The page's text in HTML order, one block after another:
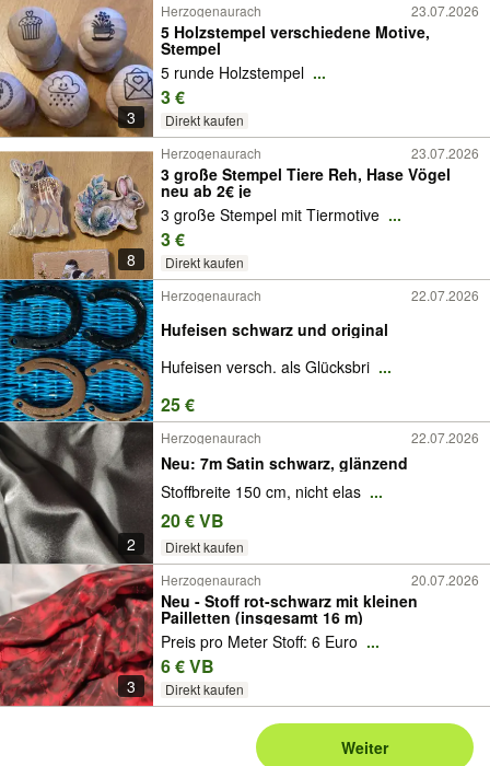
3
Herzogenaurach 23.07.2026
5 Holzstempel verschiedene Motive,
Stempel
5 runde Holzstempel ...
3 €
Direkt kaufen
8
Herzogenaurach 23.07.2026
3 große Stempel Tiere Reh, Hase Vögel
neu ab 2€ je
3 große Stempel mit Tiermotive ...
3 €
Direkt kaufen
Herzogenaurach
22.07.2026
Hufeisen schwarz und original
Hufeisen versch. als Glücksbri ...
25 €
2
Herzogenaurach 22.07.2026
Neu: 7m Satin schwarz, glänzend
Stoffbreite 150 cm, nicht elas ...
20 € VB
Direkt kaufen
3
Herzogenaurach 20.07.2026
Neu - Stoff rot-schwarz mit kleinen
Pailletten (insgesamt 16 m)
Preis pro Meter Stoff: 6 Euro ...
6 € VB
Direkt kaufen
Weiter